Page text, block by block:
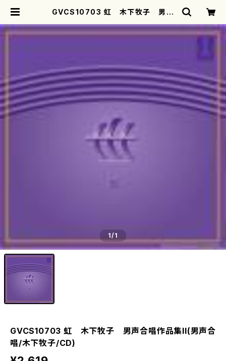
GVCS10703 虹 木下牧子 男声
D) | motherearth
1/1
GVCS10703 虹 木下牧子 男声合唱作品集II(男声合
唱/木下牧子/CD)